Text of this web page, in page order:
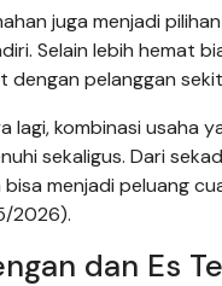
juga menjadi
Selain lebih hemat
dengan pelanggan
lagi, kombinasi usaha
sekaligus. Dari
menjadi peluang
2026).
dan Es